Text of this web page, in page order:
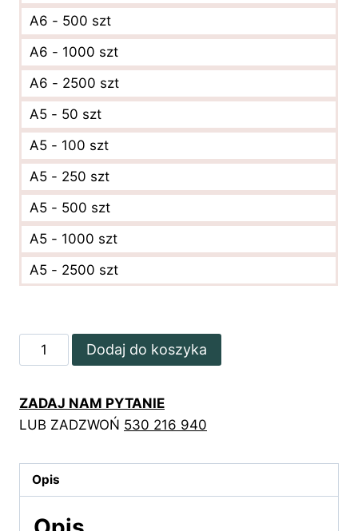
A6 - 500 szt
A6 - 1000 szt
A6 - 2500 szt
A5 - 50 szt
A5 - 100 szt
A5 - 250 szt
A5 - 500 szt
A5 - 1000 szt
A5 - 2500 szt
ilość
Ulotki
z
Akwarelowymi
Dłonią
Dodaj do koszyka
ZADAJ NAM PYTANIE
LUB ZADZWOŃ 530 216 940
Opis